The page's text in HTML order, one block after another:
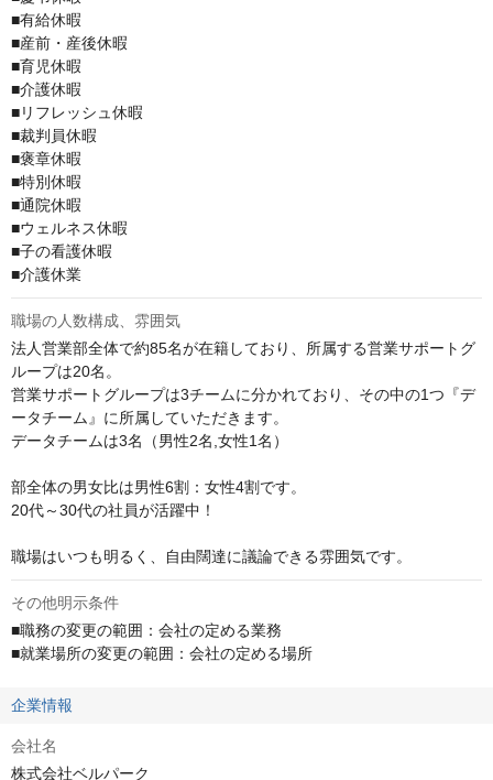
■有給休暇
■産前・産後休暇
■育児休暇
■介護休暇
■リフレッシュ休暇
■裁判員休暇
■褒章休暇
■特別休暇
■通院休暇
■ウェルネス休暇
■子の看護休暇
■介護休業
職場の人数構成、雰囲気
法人営業部全体で約85名が在籍しており、所属する営業サポートグ
ループは20名。
営業サポートグループは3チームに分かれており、その中の1つ『デ
ータチーム』に所属していただきます。
データチームは3名（男性2名,女性1名）
部全体の男女比は男性6割：女性4割です。
20代～30代の社員が活躍中！
職場はいつも明るく、自由闊達に議論できる雰囲気です。
その他明示条件
■職務の変更の範囲：会社の定める業務
■就業場所の変更の範囲：会社の定める場所
企業情報
会社名
株式会社ベルパーク